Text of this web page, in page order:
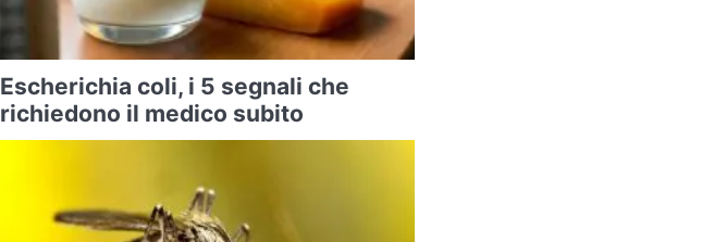
Escherichia coli, i 5 segnali che
richiedono il medico subito